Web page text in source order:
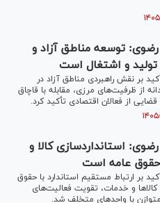
توسعه مناطق آزاد و
و اشتغال است
بر نقش راهبردی مناطق آزاد در
از ظرفیت‌های مرزی، مقابله با قاچاق
از فعالان اقتصادی تأکید کرد.
استانداردسازی کالا و
عامه است
بر ارتباط مستقیم استاندارد با حقوق
و خدمات، تقویت فعالیت‌های
با واحدهای متخلف شد.